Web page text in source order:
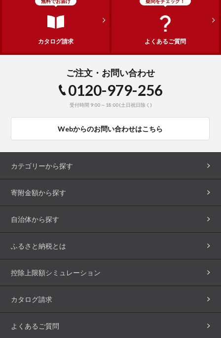
カタログ請求 よくあるご質問
ご注文・お問い合わせ
0120-979-256
受付時間 9:00～18:00(土日祝日除く)
Webからのお問い合わせはこちら
カテゴリーから探す
寄附金額から探す
自治体から探す
ふるさと納税とは
控除上限額シミュレーション
カタログ請求
よくあるご質問